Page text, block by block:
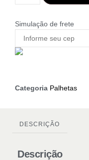
Simulação de frete
Categoria Palhetas
DESCRIÇÃO
Descrição